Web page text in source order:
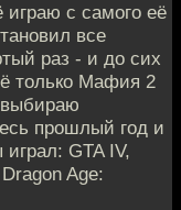
с самого её
все
раз - и до сих
только Мафия 2
прошлый год и
играл: GTA IV,
Age: